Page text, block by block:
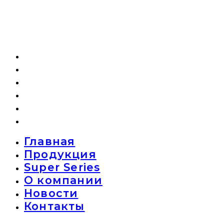
Главная
Продукция
Super Series
О компании
Новости
Контакты